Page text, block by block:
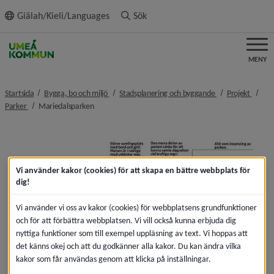
innehållet
Giälah/Kieli/Languages Sök
MENY
Startsida Bygga, bo och miljö nivå i brödsmulenavigeringen
Stadsplanering och byggande nivå i
Projekt
nivå
Parker nivå i brödsmulenavigeringen
Mariedalsparkennivå i brödsmulenavigeringen
Vi använder kakor (cookies) för att skapa en bättre webbplats för
dig!
Vi använder vi oss av kakor (cookies) för webbplatsens grundfunktioner
och för att förbättra webbplatsen. Vi vill också kunna erbjuda dig
nyttiga funktioner som till exempel uppläsning av text. Vi hoppas att
det känns okej och att du godkänner alla kakor. Du kan ändra vilka
kakor som får användas genom att klicka på inställningar.